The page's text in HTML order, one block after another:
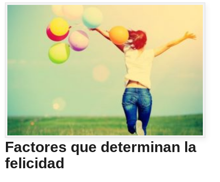
Factores que determinan la
felicidad